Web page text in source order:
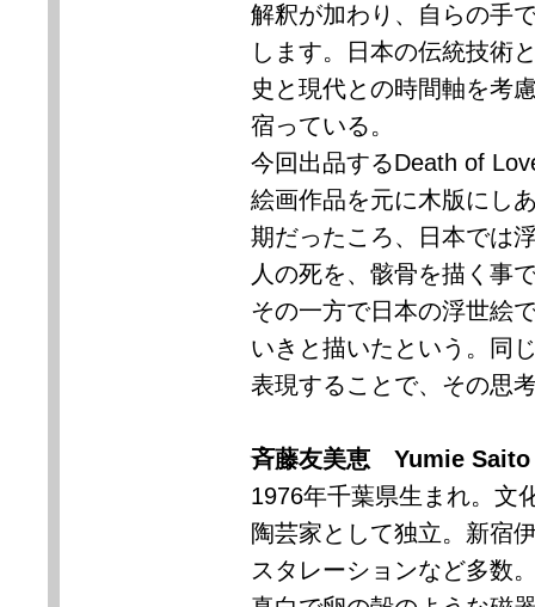
解釈が加わり、自らの手
します。日本の伝統技術
史と現代との時間軸を考
宿っている。
今回出品するDeath of
絵画作品を元に木版にし
期だったころ、日本では
人の死を、骸骨を描く事
その一方で日本の浮世絵
いきと描いたという。同
表現することで、その思
斉藤友美恵 Yumie Saito
1976年千葉県生まれ。文
陶芸家として独立。新宿
スタレーションなど多数